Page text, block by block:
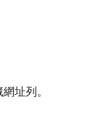
址列。